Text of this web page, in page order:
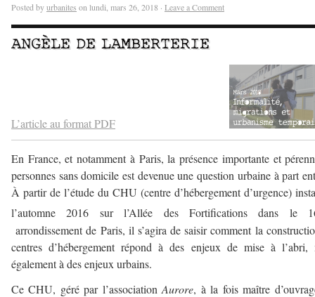
Posted byurbanites on lundi, mars 26, 2018 · Leave a Comment
ANGÈLE DE LAMBERTERIE
L’article au format PDF
En France, et notamment à Paris, la présence importante et
personnes sans domicile est devenue une question urbaine à part
À partir de l’étude du CHU (centre d’hébergement d’urgence)
l’automne 2016 sur l’Allée des Fortifications dans le
arrondissement de Paris, il s’agira de saisir comment la
centres d’hébergement répond à des enjeux de mise à l’abri,
également à des enjeux urbains.
Ce CHU, géré par l’associationAurore, à la fois maître